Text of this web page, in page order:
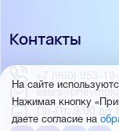
Контакты
+7 (960) 953-19-
Пн-Пт: 9:00 до
На сайте
Нажимая кнопку
даете согласие на